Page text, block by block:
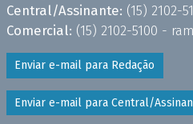
Central/Assinante: (15) 2102-
Comercial: (15) 2102-5100 -
Enviar e-mail para Redação
Enviar e-mail para Central/